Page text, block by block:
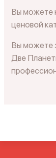
Вы можете
ценовой
Вы можете
Две